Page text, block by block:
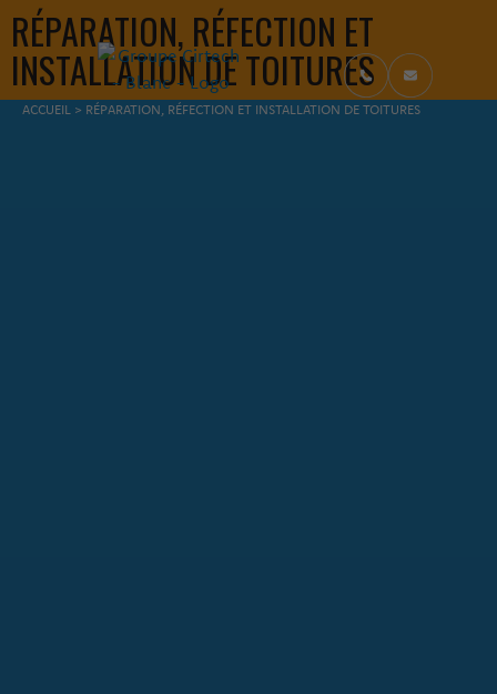
RÉPARATION, RÉFECTION ET
INSTALLATION DE TOITURES
FIL D'ARIANE
ACCUEIL > RÉPARATION, RÉFECTION ET INSTALLATION DE TOITURES